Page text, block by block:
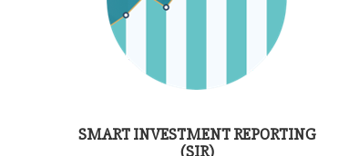
SMART INVESTMENT REPORTING
(SIR)